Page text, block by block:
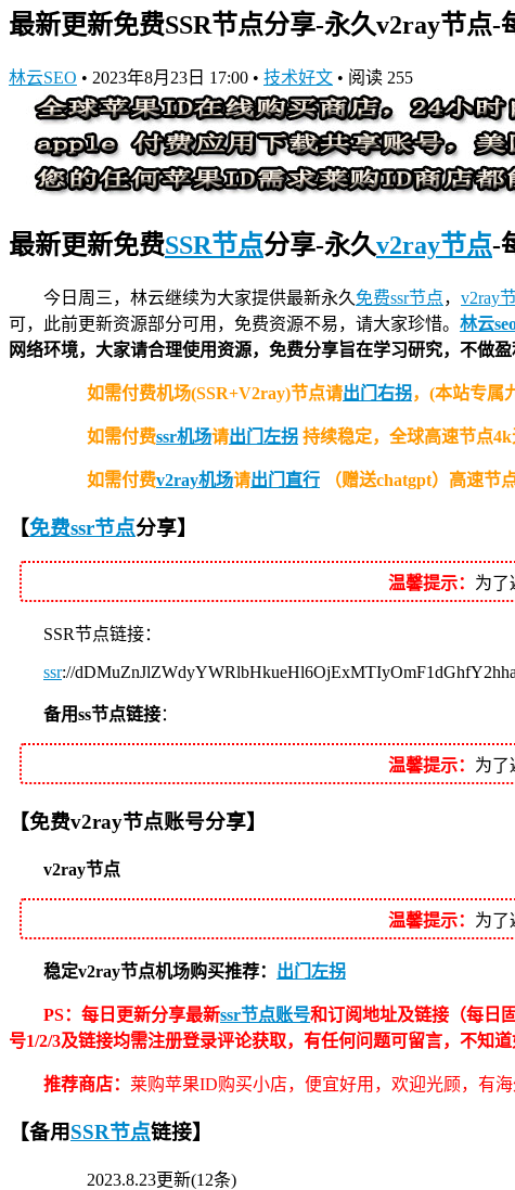
最新更新免费SSR节点分享-永久v2ray节点-
林云SEO • 2023年8月23日 17:00 • 技术好文 • 阅读 255
最新更新免费SSR节点分享-永久v2ray节点-
今日周三，林云继续为大家提供最新永久 免费ssr节点， v2ray
可，此前更新资源部分可用，免费资源不易，请大家珍惜。 林云
网络环境，大家请合理使用资源，免费分享旨在学习研究，不做
如需付费机场(SSR+V2ray)节点请出门右拐，(本站专属
如需付费ssr机场请出门左拐 持续稳定，全球高速节点4k
如需付费v2ray机场请出门直行 （赠送chatgpt）高速节
【免费ssr节点分享】
温馨提示： 为了
SSR节点链接：
ssr://
备用ss节点链接：
温馨提示： 为了
【免费v2ray节点账号分享】
v2ray节点
温馨提示： 为了
稳定v2ray节点机场购买推荐： 出门左拐
PS：每日更新分享最新ssr节点账号和订阅地址及链接（每日
号1/2/3及链接均需注册登录评论获取，有任何问题可留言，不知
推荐商店： 莱购苹果ID购买小店，便宜好用，欢迎光顾，有
【备用SSR节点链接】
2023.8.23更新(12条)